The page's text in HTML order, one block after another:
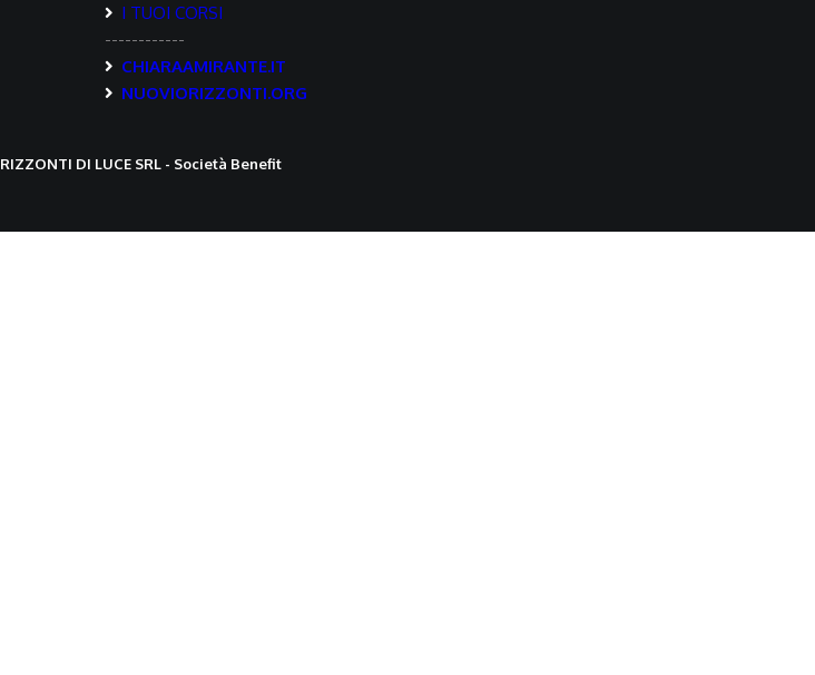
I TUOI CORSI
------------
CHIARAAMIRANTE.IT
NUOVIORIZZONTI.ORG
RIZZONTI DI LUCE SRL - Società Benefit